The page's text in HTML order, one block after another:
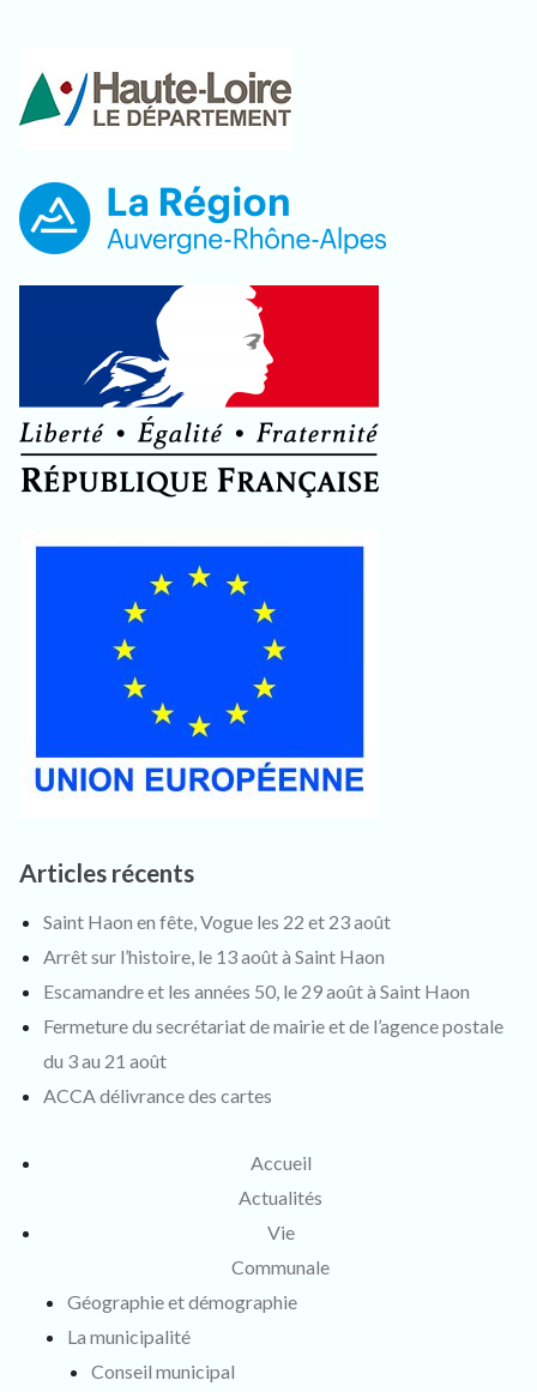
Articles récents
Saint Haon en fête, Vogue les 22 et 23 août
Arrêt sur l’histoire, le 13 août à Saint Haon
Escamandre et les années 50, le 29 août à Saint Haon
Fermeture du secrétariat de mairie et de l’agence postale
du 3 au 21 août
ACCA délivrance des cartes
Accueil
Actualités
Vie
Communale
Géographie et démographie
La municipalité
Conseil municipal